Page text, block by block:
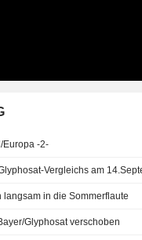
Europa -2-
Vergleichs am
in die Sommerflaute
Glyphosat verschoben